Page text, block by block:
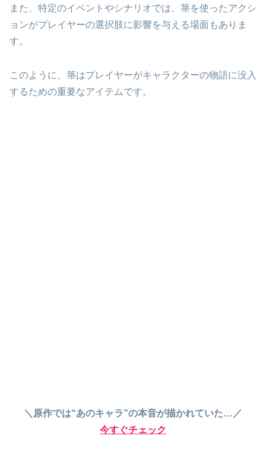
また、特定のイベントやシナリオでは、箒を使ったアクシ
ョンがプレイヤーの選択肢に影響を与える場面もありま
す。
このように、箒はプレイヤーがキャラクターの物語に没入
するための重要なアイテムです。
＼原作では“あのキャラ”の本音が描かれていた…／
今すぐチェック